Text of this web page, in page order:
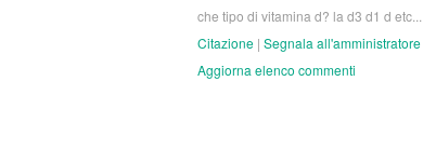
che tipo di vitamina d? la d3 d1 d etc...
Citazione| Segnala all'amministratore
Aggiorna elenco commenti